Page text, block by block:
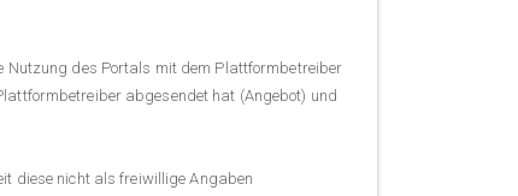
Nutzung des Portals mit dem Plattformbetreiber
abgesendet hat (Angebot) und
diese nicht als freiwillige Angaben